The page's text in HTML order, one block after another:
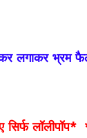
लगाकर भ्रम
लॉलीपॉप*